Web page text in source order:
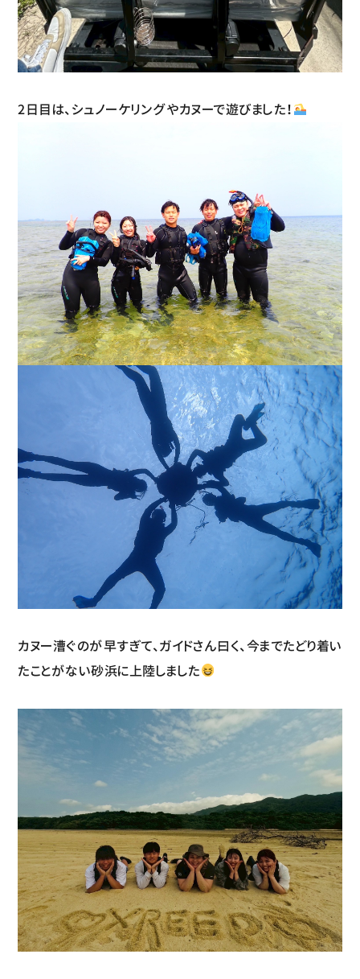
2日目は、シュノーケリングやカヌーで遊びました！
カヌー漕ぐのが早すぎて、ガイドさん曰く、今までたどり着い
たことがない砂浜に上陸しました